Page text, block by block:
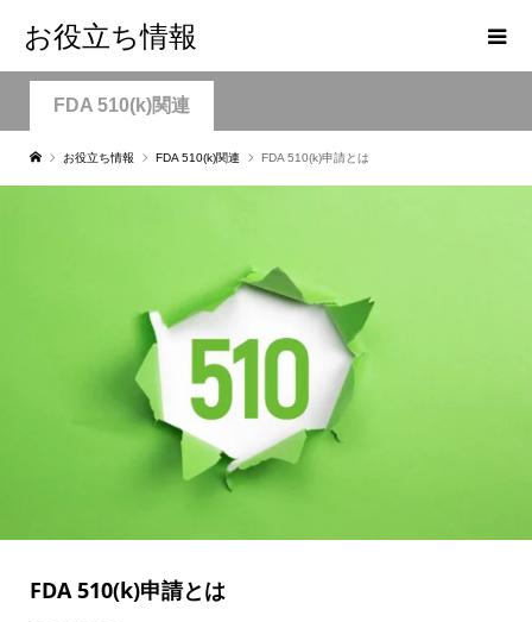
お役立ち情報
FDA 510(k)関連
お役立ち情報 FDA 510(k)関連 FDA 510(k)申請とは
FDA 510(k)申請とは